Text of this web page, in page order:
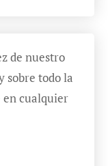
de nuestro
sobre todo la
en cualquier